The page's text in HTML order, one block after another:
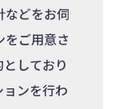
などをお伺
をご用意さ
しており
ンを行わ